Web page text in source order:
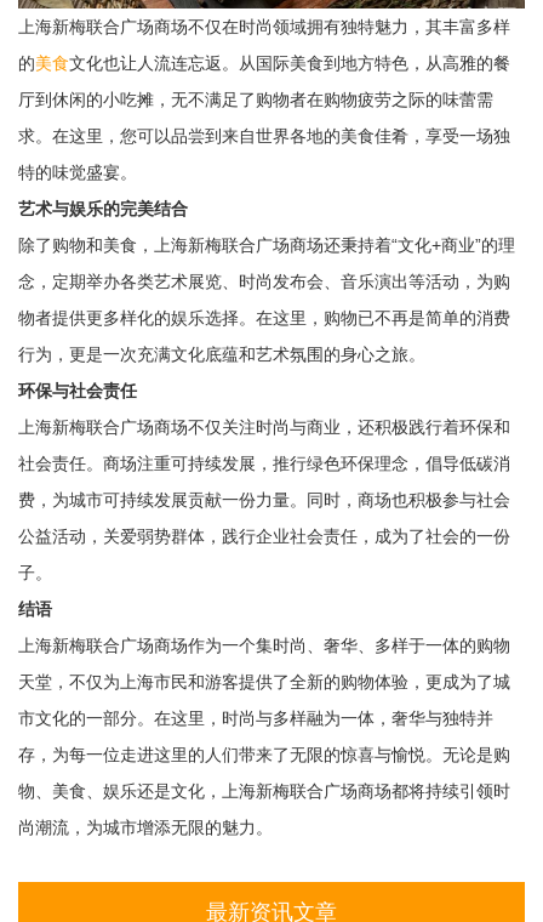
上海新梅联合广场商场不仅在时尚领域拥有独特魅力，其丰富多样
的美食文化也让人流连忘返。从国际美食到地方特色，从高雅的餐
厅到休闲的小吃摊，无不满足了购物者在购物疲劳之际的味蕾需
求。在这里，您可以品尝到来自世界各地的美食佳肴，享受一场独
特的味觉盛宴。
艺术与娱乐的完美结合
除了购物和美食，上海新梅联合广场商场还秉持着“文化+商业”的理
念，定期举办各类艺术展览、时尚发布会、音乐演出等活动，为购
物者提供更多样化的娱乐选择。在这里，购物已不再是简单的消费
行为，更是一次充满文化底蕴和艺术氛围的身心之旅。
环保与社会责任
上海新梅联合广场商场不仅关注时尚与商业，还积极践行着环保和
社会责任。商场注重可持续发展，推行绿色环保理念，倡导低碳消
费，为城市可持续发展贡献一份力量。同时，商场也积极参与社会
公益活动，关爱弱势群体，践行企业社会责任，成为了社会的一份
子。
结语
上海新梅联合广场商场作为一个集时尚、奢华、多样于一体的购物
天堂，不仅为上海市民和游客提供了全新的购物体验，更成为了城
市文化的一部分。在这里，时尚与多样融为一体，奢华与独特并
存，为每一位走进这里的人们带来了无限的惊喜与愉悦。无论是购
物、美食、娱乐还是文化，上海新梅联合广场商场都将持续引领时
尚潮流，为城市增添无限的魅力。
最新资讯文章